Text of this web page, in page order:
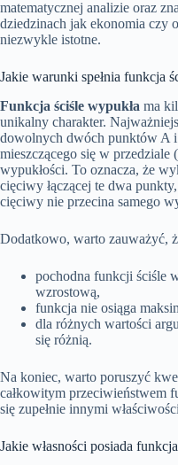
matematycznej analizie oraz
dziedzinach jak ekonomia czy
niezwykle istotne.
Jakie warunki spełnia funkcja
Funkcja ściśle wypukła ma
unikalny charakter.
dowolnych dwóch punktów A
mieszczącego się w
wypukłości. To oznacza, że
cięciwy łączącej te dwa
cięciwy nie przecina samego
Dodatkowo, warto zauważyć,
pochodna funkcji ściśle
wzrostową,
funkcja nie osiąga
dla różnych wartości
się różnią.
Na koniec, warto poruszyć
całkowitym przeciwieństwem
się zupełnie innymi
Jakie własności posiada